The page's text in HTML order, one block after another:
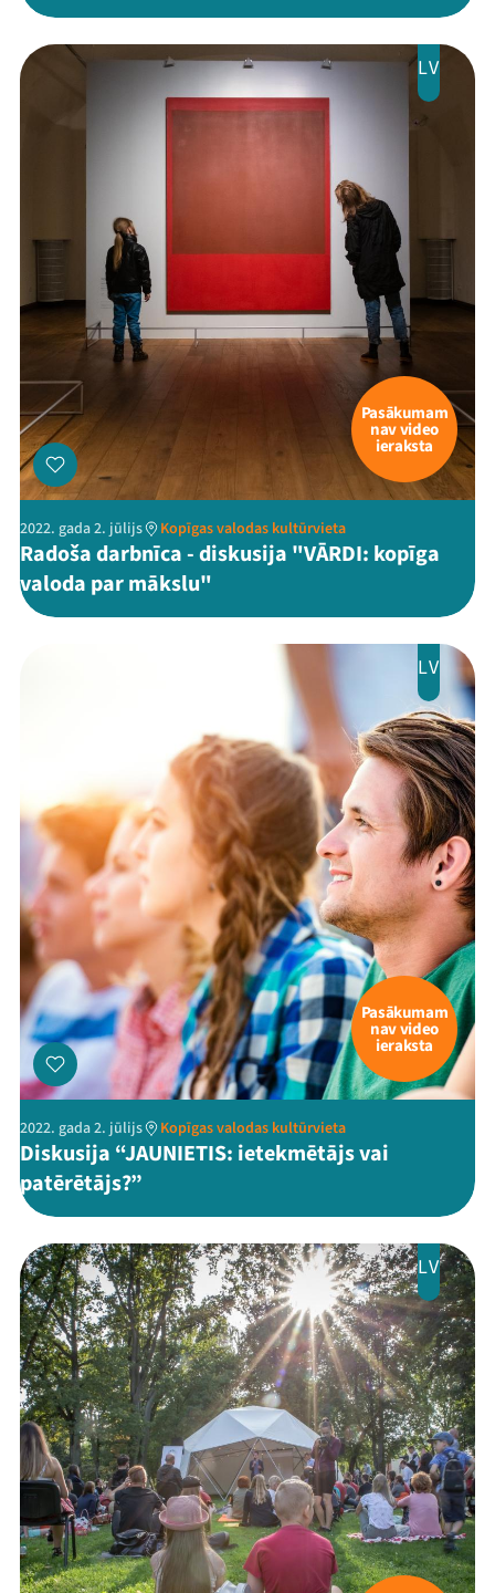
Mana programma
Arhīvs
Viņi bija LAMPĀ 2026
Jaunumi
Ziedo
Veikals
Kontakti
ThreadsFacebookYoutube
X Instagram
Flick TikTok
LV
Pasākumam
nav video
ieraksta
2022. gada 2. jūlijs Kopīgas valodas kultūrvieta
Radoša darbnīca - diskusija "VĀRDI: kopīga
valoda par mākslu"
LV
Pasākumam
nav video
ieraksta
2022. gada 2. jūlijs Kopīgas valodas kultūrvieta
Diskusija “JAUNIETIS: ietekmētājs vai
patērētājs?”
LV